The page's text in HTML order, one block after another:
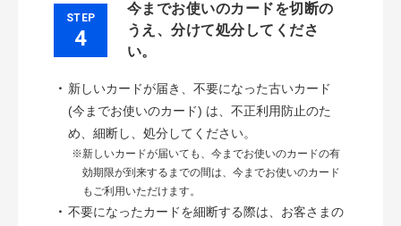
STEP
4
今までお使いのカードを切断の
うえ、分けて処分してくださ
い。
・ 新しいカードが届き、不要になった古いカード
(今までお使いのカード) は、不正利用防止のた
め、細断し、処分してください。
※新しいカードが届いても、今までお使いのカードの有
効期限が到来するまでの間は、今までお使いのカード
もご利用いただけます。
・ 不要になったカードを細断する際は、お客さまの